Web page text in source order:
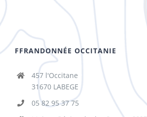
FFRANDONNÉE OCCITANIE
457 l'Occitane
31670 LABEGE
05 82 95 37 75